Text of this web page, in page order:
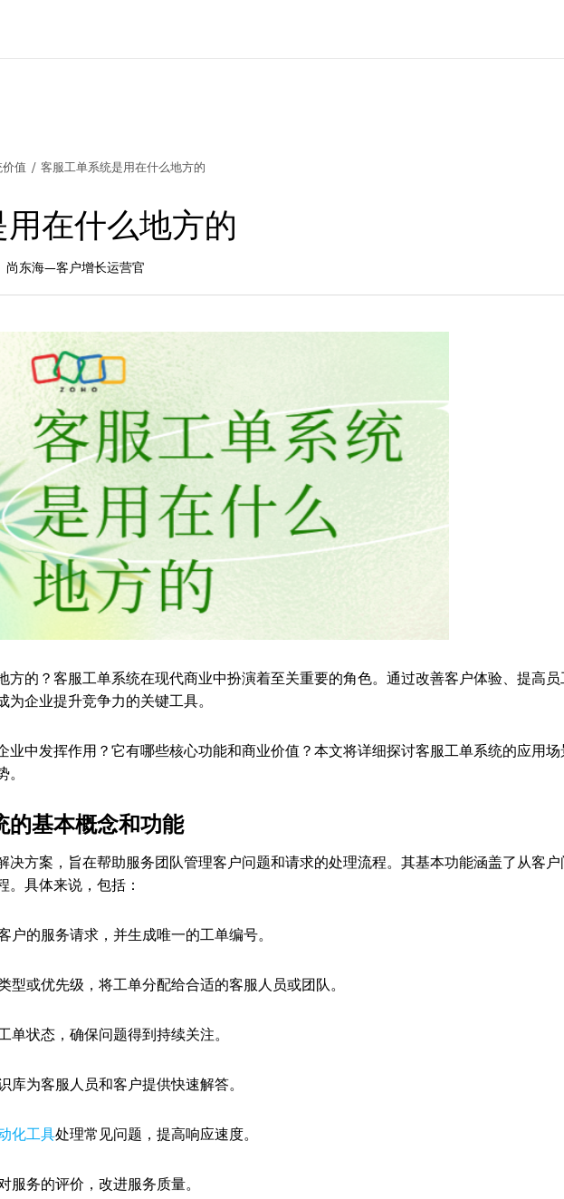
值 / 客服工单系统是用在什么地方的
在什么地方的
尚东海—客户增长运营官
方的？客服工单系统在现代商业中扮演着至关重要的角色。通过改善客户体验、提高员
企业提升竞争力的关键工具。
业中发挥作用？它有哪些核心功能和商业价值？本文将详细探讨客服工单系统的应用场
的基本概念和功能
决方案，旨在帮助服务团队管理客户问题和请求的处理流程。其基本功能涵盖了从客户
。具体来说，包括：
户的服务请求，并生成唯一的工单编号。
型或优先级，将工单分配给合适的客服人员或团队。
单状态，确保问题得到持续关注。
库为客服人员和客户提供快速解答。
化工具处理常见问题，提高响应速度。
服务的评价，改进服务质量。